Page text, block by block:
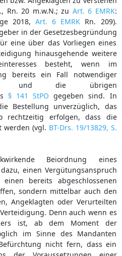
Rn. 20 m.w.N.; zu Art. 6 EMRK:
2018,Art. 6 EMRK Rn. 209).
in der Gesetzesbegründung
eine über das Vorliegen eines
hinausgehende weitere
besteht, wenn im
bereits ein Fall notwendiger
und die übrigen
§ 141 StPO gegeben sind. In
Bestellung unverzüglich, das
rechtzeitig erfolgen, dass die
werden (vgl. BT-Drs. 19/13829, S.
Beiordnung eines
einen Vergütungsanspruch
bereits abgeschlossenen
sondern mittelbar auch den
Angeklagten oder Verurteilten
Denn auch wenn es
ist, ab dem Moment der
im Sinne des Mandanten
nicht fern, dass ein